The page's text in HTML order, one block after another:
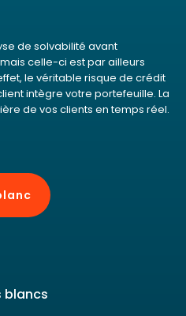
de solvabilité avant
celle-ci est par ailleurs
le véritable risque de crédit
intègre votre portefeuille. La
de vos clients en temps réel.
blancs